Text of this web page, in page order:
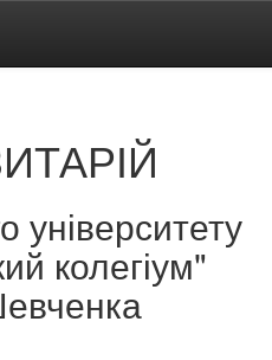
університету
колегіум"